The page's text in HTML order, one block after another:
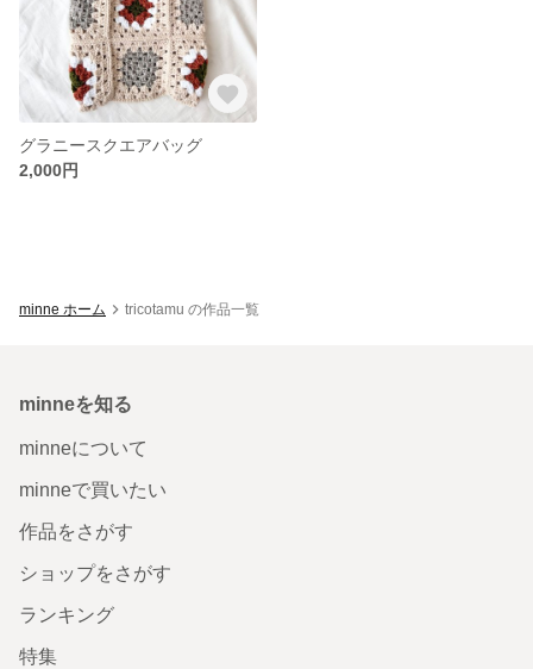
グラニースクエアバッグ
2,000円
minne ホーム tricotamu の作品一覧
minneを知る
minneについて
minneで買いたい
作品をさがす
ショップをさがす
ランキング
特集